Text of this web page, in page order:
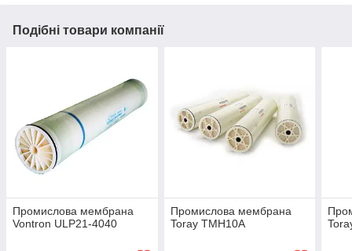
Подібні товари компанії
Промислова мембрана
Vontron ULP21-4040
Промислова мембрана
Toray ТMH10A